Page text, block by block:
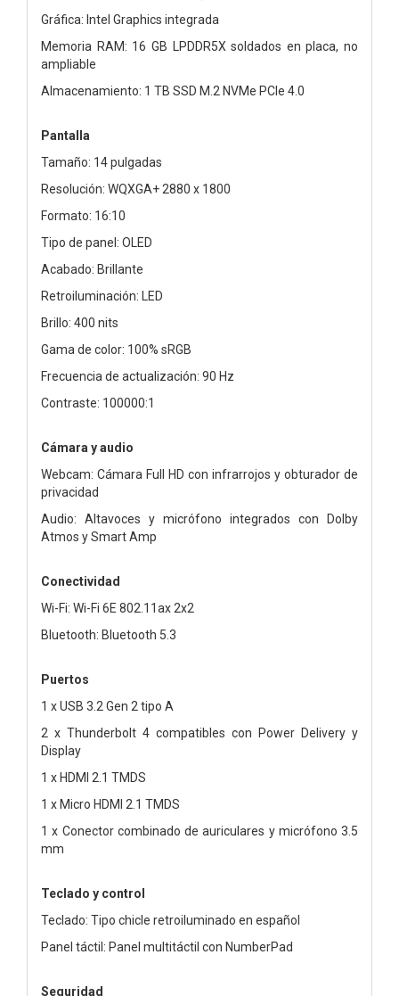
Gráfica: Intel Graphics integrada
Memoria RAM: 16 GB LPDDR5X soldados en placa, no
ampliable
Almacenamiento: 1 TB SSD M.2 NVMe PCIe 4.0
Pantalla
Tamaño: 14 pulgadas
Resolución: WQXGA+ 2880 x 1800
Formato: 16:10
Tipo de panel: OLED
Acabado: Brillante
Retroiluminación: LED
Brillo: 400 nits
Gama de color: 100% sRGB
Frecuencia de actualización: 90 Hz
Contraste: 100000:1
Cámara y audio
Webcam: Cámara Full HD con infrarrojos y obturador de
privacidad
Audio: Altavoces y micrófono integrados con Dolby
Atmos y Smart Amp
Conectividad
Wi-Fi: Wi-Fi 6E 802.11ax 2x2
Bluetooth: Bluetooth 5.3
Puertos
1 x USB 3.2 Gen 2 tipo A
2 x Thunderbolt 4 compatibles con Power Delivery y
Display
1 x HDMI 2.1 TMDS
1 x Micro HDMI 2.1 TMDS
1 x Conector combinado de auriculares y micrófono 3.5
mm
Teclado y control
Teclado: Tipo chicle retroiluminado en español
Panel táctil: Panel multitáctil con NumberPad
Seguridad